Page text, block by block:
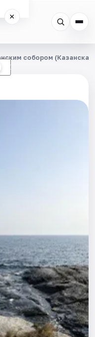
×
☾
собором (Казанская